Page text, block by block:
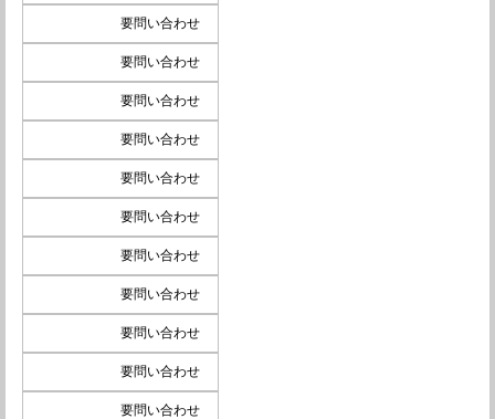
要問い合わせ
要問い合わせ
要問い合わせ
要問い合わせ
要問い合わせ
要問い合わせ
要問い合わせ
要問い合わせ
要問い合わせ
要問い合わせ
要問い合わせ